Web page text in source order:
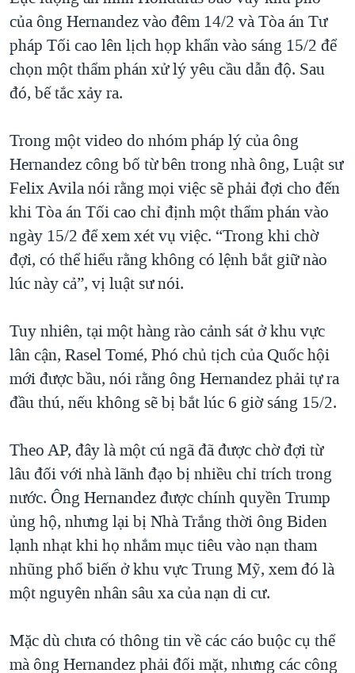
QUAN HỆ VIỆT MỸ
của ông Hernandez vào đêm 14/2 và Tòa án Tư
pháp Tối cao lên lịch họp khẩn vào sáng 15/2 để
chọn một thẩm phán xử lý yêu cầu dẫn độ. Sau
đó, bế tắc xảy ra.
Trong một video do nhóm pháp lý của ông
Hernandez công bố từ bên trong nhà ông, Luật sư
Felix Avila nói rằng mọi việc sẽ phải đợi cho đến
khi Tòa án Tối cao chỉ định một thẩm phán vào
ngày 15/2 để xem xét vụ việc. “Trong khi chờ
đợi, có thể hiểu rằng không có lệnh bắt giữ nào
lúc này cả”, vị luật sư nói.
Tuy nhiên, tại một hàng rào cảnh sát ở khu vực
lân cận, Rasel Tomé, Phó chủ tịch của Quốc hội
mới được bầu, nói rằng ông Hernandez phải tự ra
đầu thú, nếu không sẽ bị bắt lúc 6 giờ sáng 15/2.
Theo AP, đây là một cú ngã đã được chờ đợi từ
lâu đối với nhà lãnh đạo bị nhiều chỉ trích trong
nước. Ông Hernandez được chính quyền Trump
ủng hộ, nhưng lại bị Nhà Trắng thời ông Biden
lạnh nhạt khi họ nhắm mục tiêu vào nạn tham
nhũng phổ biến ở khu vực Trung Mỹ, xem đó là
một nguyên nhân sâu xa của nạn di cư.
Mặc dù chưa có thông tin về các cáo buộc cụ thể
mà ông Hernandez phải đối mặt, nhưng các công